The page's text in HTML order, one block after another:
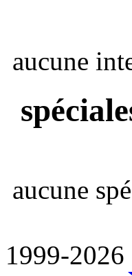
aucune
aucune
1999-